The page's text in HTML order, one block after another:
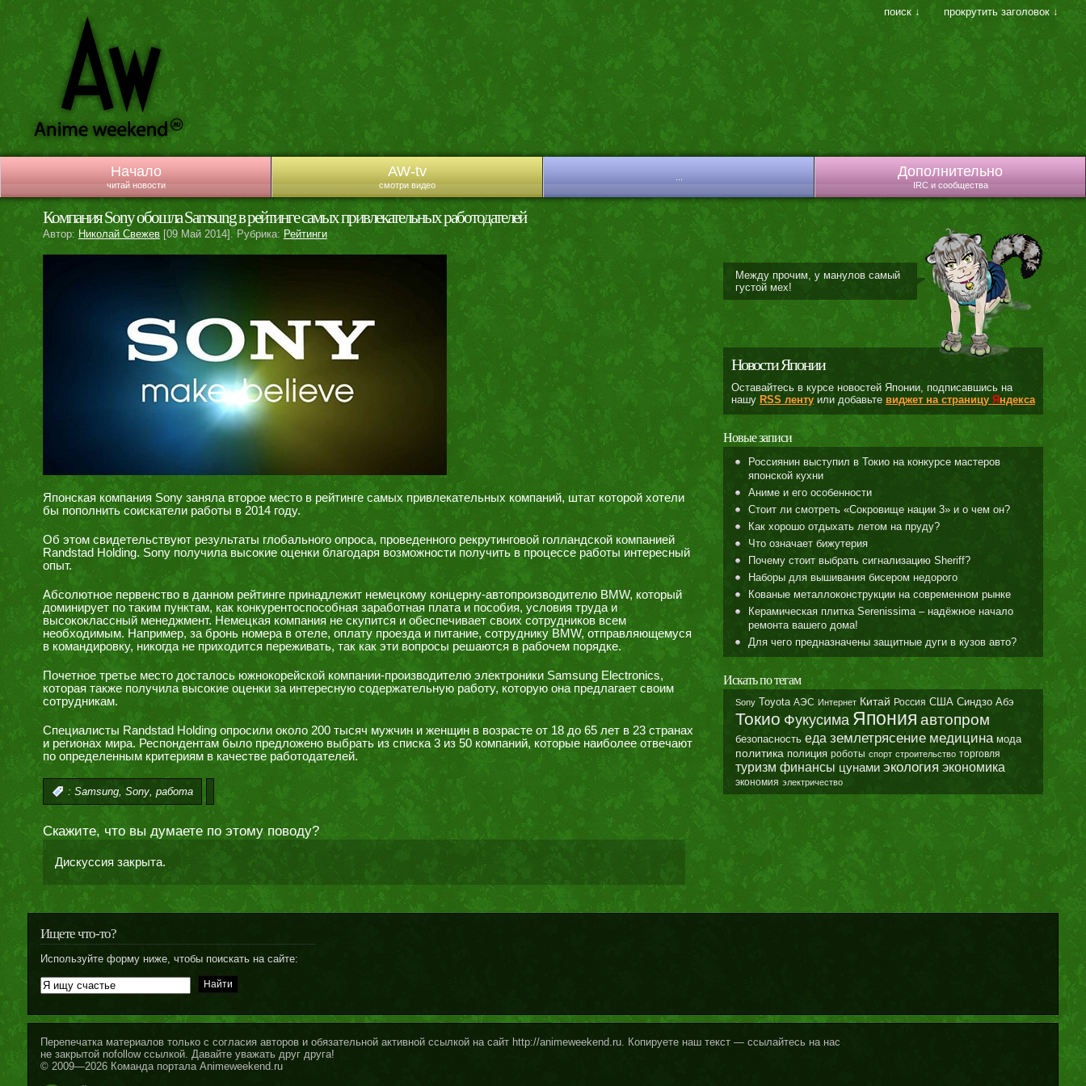
Начало
читай новости
AW-tv
смотри видео
Дополнительно
IRC и сообщества
поиск ↓ прокрутить заголовок ↓
Компания Sony обошла Samsung в рейтинге самых привлекательных работодателей
Автор: Николай Свежев[09 Май 2014]. Рубрика: Рейтинги
Японская компания Sony заняла второе место в рейтинге самых привлекательных компаний, штат которой хотели
бы пополнить соискатели работы в 2014 году.
Об этом свидетельствуют результаты глобального опроса, проведенного рекрутинговой голландской компанией
Randstad Holding. Sony получила высокие оценки благодаря возможности получить в процессе работы интересный
опыт.
Абсолютное первенство в данном рейтинге принадлежит немецкому концерну-автопроизводителю BMW, который
доминирует по таким пунктам, как конкурентоспособная заработная плата и пособия, условия труда и
высококлассный менеджмент. Немецкая компания не скупится и обеспечивает своих сотрудников всем
необходимым. Например, за бронь номера в отеле, оплату проезда и питание, сотруднику BMW, отправляющемуся
в командировку, никогда не приходится переживать, так как эти вопросы решаются в рабочем порядке.
Почетное третье место досталось южнокорейской компании-производителю электроники Samsung Electronics,
которая также получила высокие оценки за интересную содержательную работу, которую она предлагает своим
сотрудникам.
Специалисты Randstad Holding опросили около 200 тысяч мужчин и женщин в возрасте от 18 до 65 лет в 23 странах
и регионах мира. Респондентам было предложено выбрать из списка 3 из 50 компаний, которые наиболее отвечают
по определенным критериям в качестве работодателей.
: Samsung, Sony, работа
Скажите, что вы думаете по этому поводу?
Дискуссия закрыта.
Между прочим, у манулов самый
густой мех!
Новости Японии
Оставайтесь в курсе новостей Японии, подписавшись на
нашу RSS лентуили добавьте виджет на страницу Яндекса
Новые записи
Россиянин выступил в Токио на конкурсе мастеров
японской кухни
Аниме и его особенности
Стоит ли смотреть «Сокровище нации 3» и о чем он?
Как хорошо отдыхать летом на пруду?
Что означает бижутерия
Почему стоит выбрать сигнализацию Sheriff?
Наборы для вышивания бисером недорого
Кованые металлоконструкции на современном рынке
Керамическая плитка Serenissima – надёжное начало
ремонта вашего дома!
Для чего предназначены защитные дуги в кузов авто?
Искать по тегам
Sony Toyota АЭС Интернет Китай Россия США Синдзо Абэ
Токио Фукусима Япония автопром
безопасность еда землетрясение медицина мода
политика полиция роботы спорт строительство торговля
туризм финансы цунами экология экономика
экономия электричество
Ищете что-то?
Используйте форму ниже, чтобы поискать на сайте:
Перепечатка материалов только с согласия авторов и обязательной активной ссылкой на сайт http://animeweekend.ru. Копируете наш текст — ссылайтесь на нас
не закрытой nofollow ссылкой. Давайте уважать друг друга!
© 2009—2026 Команда портала Animeweekend.ru